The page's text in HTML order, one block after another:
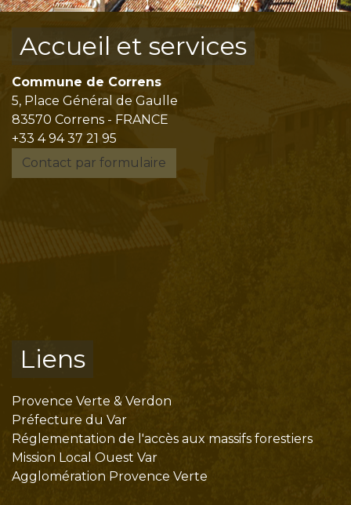
Accueil et services
Commune de Correns
5, Place Général de Gaulle
83570 Correns - FRANCE
+33 4 94 37 21 95
Contact par formulaire
Liens
Provence Verte & Verdon
Préfecture du Var
Réglementation de l'accès aux massifs forestiers
Mission Local Ouest Var
Agglomération Provence Verte